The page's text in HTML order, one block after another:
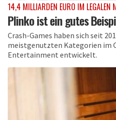
14,4 MILLIARDEN EURO IM LEGALEN
Plinko ist ein gutes
Crash-Games haben sich seit
meistgenutzten Kategorien im
Entertainment entwickelt.